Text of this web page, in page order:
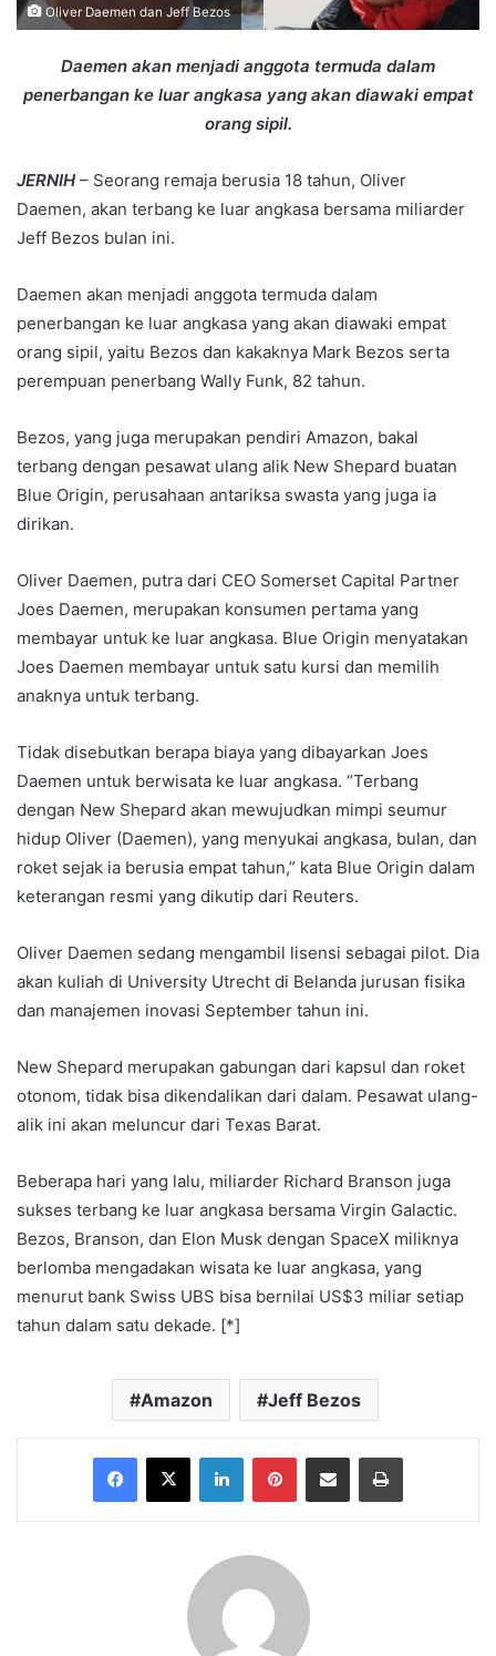
Oliver Daemen dan Jeff Bezos
Daemen akan menjadi anggota termuda dalam
penerbangan ke luar angkasa yang akan diawaki empat
orang sipil.
JERNIH – Seorang remaja berusia 18 tahun, Oliver
Daemen, akan terbang ke luar angkasa bersama miliarder
Jeff Bezos bulan ini.
Daemen akan menjadi anggota termuda dalam
penerbangan ke luar angkasa yang akan diawaki empat
orang sipil, yaitu Bezos dan kakaknya Mark Bezos serta
perempuan penerbang Wally Funk, 82 tahun.
Bezos, yang juga merupakan pendiri Amazon, bakal
terbang dengan pesawat ulang alik New Shepard buatan
Blue Origin, perusahaan antariksa swasta yang juga ia
dirikan.
Oliver Daemen, putra dari CEO Somerset Capital Partner
Joes Daemen, merupakan konsumen pertama yang
membayar untuk ke luar angkasa. Blue Origin menyatakan
Joes Daemen membayar untuk satu kursi dan memilih
anaknya untuk terbang.
Tidak disebutkan berapa biaya yang dibayarkan Joes
Daemen untuk berwisata ke luar angkasa. “Terbang
dengan New Shepard akan mewujudkan mimpi seumur
hidup Oliver (Daemen), yang menyukai angkasa, bulan, dan
roket sejak ia berusia empat tahun,” kata Blue Origin dalam
keterangan resmi yang dikutip dari Reuters.
Oliver Daemen sedang mengambil lisensi sebagai pilot. Dia
akan kuliah di University Utrecht di Belanda jurusan fisika
dan manajemen inovasi September tahun ini.
New Shepard merupakan gabungan dari kapsul dan roket
otonom, tidak bisa dikendalikan dari dalam. Pesawat ulang-
alik ini akan meluncur dari Texas Barat.
Beberapa hari yang lalu, miliarder Richard Branson juga
sukses terbang ke luar angkasa bersama Virgin Galactic.
Bezos, Branson, dan Elon Musk dengan SpaceX miliknya
berlomba mengadakan wisata ke luar angkasa, yang
menurut bank Swiss UBS bisa bernilai US$3 miliar setiap
tahun dalam satu dekade. [*]
Amazon Jeff Bezos
Facebook
X LinkedInPinterestShare via Email Print